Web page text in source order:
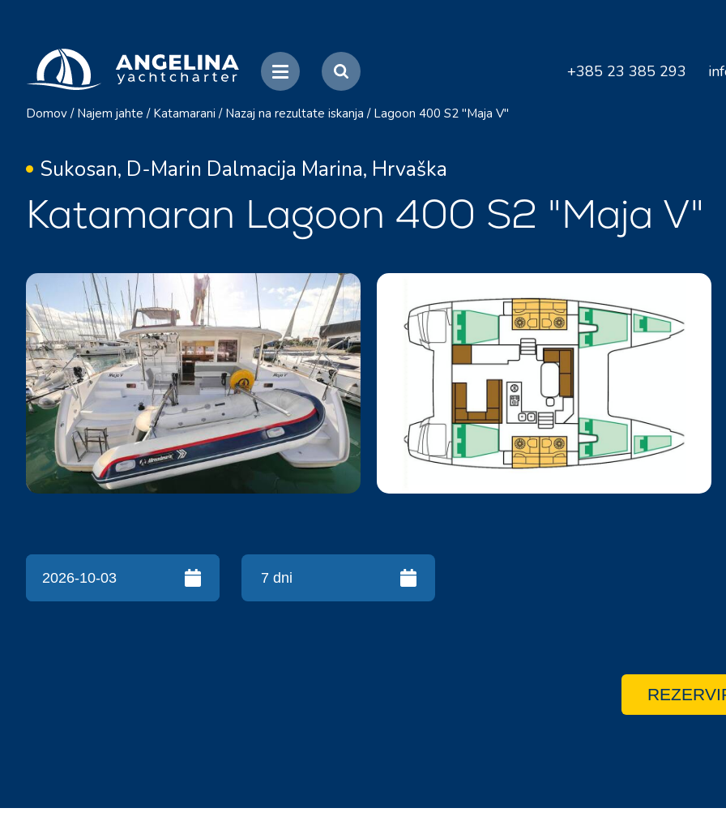
+385 23 385 293
Domov / Najem jahte / Katamarani / Nazaj na rezultate iskanja / Lagoon 400 S2 "Maja V"
Sukosan, D-Marin Dalmacija Marina, Hrvaška
Katamaran Lagoon 400 S2 "Maja V"